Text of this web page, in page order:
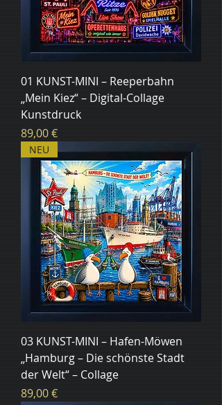
01 KUNST-MINI – Reeperbahn
„Mein Kiez“ – Digital-Collage
Kunstdruck
Цена
89,00 €
NEU
03 KUNST-MINI – Hafen-Möwen
„Hamburg – Die schönste Stadt
der Welt“ – Collage
Цена
89,00 €